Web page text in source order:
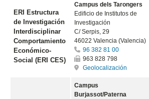
ERI Estructura
de Investigación
Interdisciplinar
Comportamiento
Económico-
Social (ERI CES)
Campus dels Tarongers
Edificio de Institutos de
Investigación
C/ Serpis, 29
46022 Valencia (Valencia)
96 382 81 00
963 828 798
Geolocalización
Campus
Burjassot/Paterna